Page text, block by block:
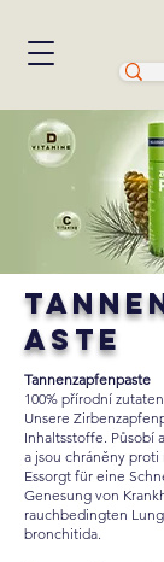
aste
Tannenzapfenpaste
100% přírodní
Unsere
Inhaltsstoffe. Působí
a jsou chráněny proti
Essorgt für eine
Genesung von
rauchbedingten
bronchitida.